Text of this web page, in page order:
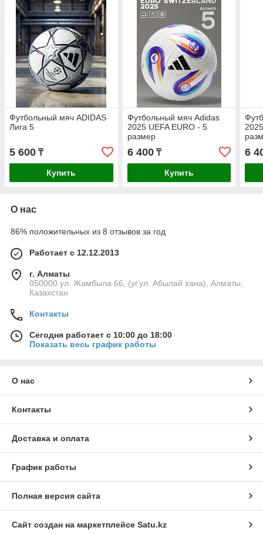
Футбольный мяч ADIDAS
Лига 5
5 600 ₸
Купить
Футбольный мяч Adidas
2025 UEFA EURO - 5
размер
6 400₸
Купить
6
О нас
86% положительных из 8 отзывов за год
Работает с 12.12.2013
г. Алматы
050000 ул. Жамбыла 66, (уг.ул. Абылай хана), Алматы,
Казахстан
Контакты
Сегодня работает с 10:00 до 18:00
Показать весь график работы
О нас
Контакты
Доставка и оплата
График работы
Полная версия сайта
Сайт создан на маркетплейсе Satu.kz